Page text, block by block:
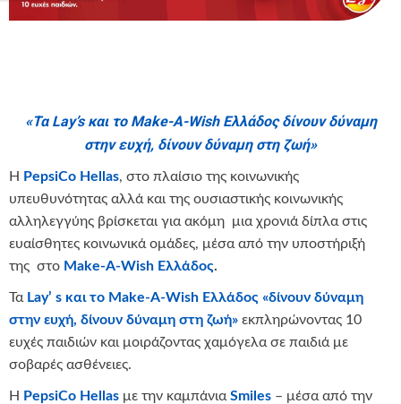
«Τα Lay’sκαι το Make-A-Wish Ελλάδοςδίνουν δύναμη
στην ευχή, δίνουν δύναμη στη ζωή»
Η PepsiCo Hellas, στο πλαίσιο της κοινωνικής
υπευθυνότητας αλλά και της ουσιαστικής κοινωνικής
αλληλεγγύης βρίσκεται για ακόμη μια χρονιά δίπλα στις
ευαίσθητες κοινωνικά ομάδες, μέσα από την υποστήριξή
της στο Make-A-Wish Ελλάδος.
Τα Lay’ s και το Make-A-Wish Ελλάδος «δίνουν δύναμη
στην ευχή, δίνουν δύναμη στη ζωή» εκπληρώνοντας 10
ευχές παιδιών και μοιράζοντας χαμόγελα σε παιδιά με
σοβαρές ασθένειες.
H PepsiCo Hellas με την καμπάνια Smiles – μέσα από την